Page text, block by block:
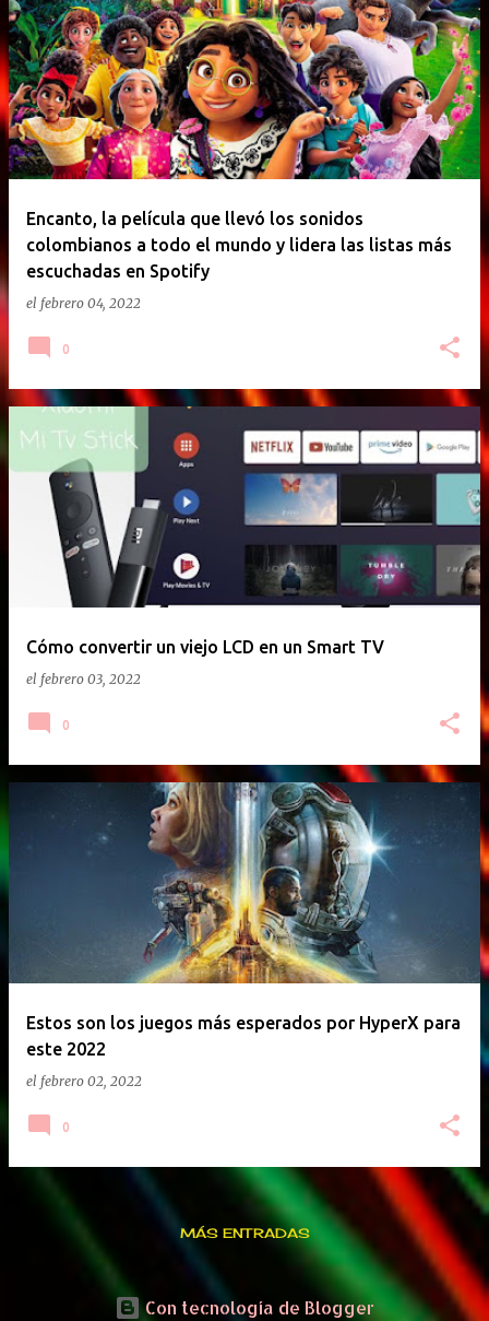
Encanto, la película que llevó los sonidos
colombianos a todo el mundo y lidera las listas más
escuchadas en Spotify
el febrero 04, 2022
0
Cómo convertir un viejo LCD en un Smart TV
el febrero 03, 2022
0
Estos son los juegos más esperados por HyperX para
este 2022
el febrero 02, 2022
0
MÁS ENTRADAS
Con tecnología de Blogger